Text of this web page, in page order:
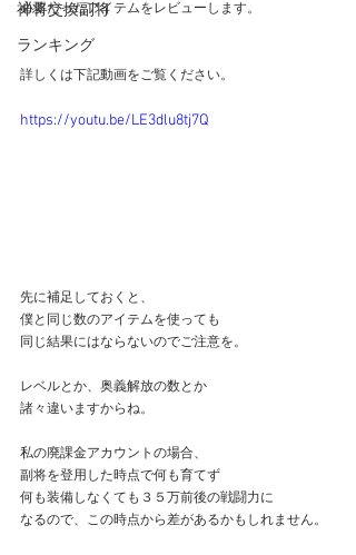
神将交換副将
ランキング
必要だったアイテムをレビューします。
詳しくは下記動画をご覧ください。
https://youtu.be/LE3dlu8tj7Q
先に補足しておくと、
僕と同じ数のアイテムを使っても
同じ結果にはならないのでご注意を。
レベルとか、奥義解放の数とか
諸々違いますからね。
私の廃課金アカウントの場合、
副将を登用した時点で何も育てず
何も装備しなくても３５万前後の戦闘力に
なるので、この時点から差があるかもしれません。